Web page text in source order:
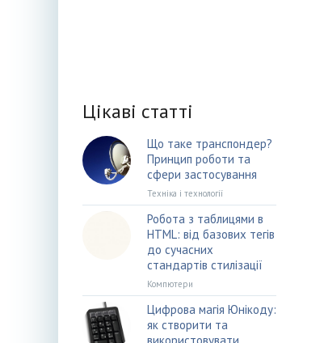
Цікаві статті
Що таке транспондер?
Принцип роботи та
сфери застосування
Техніка і технології
Робота з таблицями в
HTML: від базових тегів
до сучасних
стандартів стилізації
Компютери
Цифрова магія Юнікоду:
як створити та